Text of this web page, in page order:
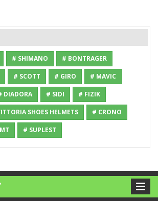
# SHIMANO # BONTRAGER
# SCOTT # GIRO # MAVIC
DIADORA # SIDI # FIZIK
SHOES HELMETS # CRONO
# SUPLEST